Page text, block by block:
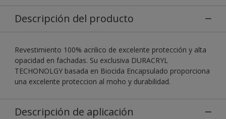
Descripción del producto
Revestimiento 100% acrilico de excelente protección y alta
opacidad en fachadas. Su exclusiva DURACRYL
TECHONOLGY basada en Biocida Encapsulado proporciona
una excelente proteccion al moho y durabilidad.
Descripción de aplicación